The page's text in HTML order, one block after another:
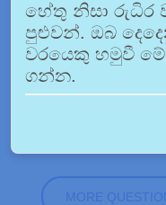
හේතු නිසා
පුළුවන්. ඔබ
වරයෙකු හමුවී මේ
ගන්න.
MORE